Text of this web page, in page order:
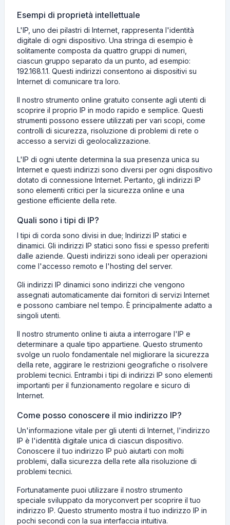
Esempi di proprietà intellettuale
L'IP, uno dei pilastri di Internet, rappresenta l'identità
digitale di ogni dispositivo. Una stringa di esempio è
solitamente composta da quattro gruppi di numeri,
ciascun gruppo separato da un punto, ad esempio:
192.168.1.1. Questi indirizzi consentono ai dispositivi su
Internet di comunicare tra loro.
Il nostro strumento online gratuito consente agli utenti di
scoprire il proprio IP in modo rapido e semplice. Questi
strumenti possono essere utilizzati per vari scopi, come
controlli di sicurezza, risoluzione di problemi di rete o
accesso a servizi di geolocalizzazione.
L'IP di ogni utente determina la sua presenza unica su
Internet e questi indirizzi sono diversi per ogni dispositivo
dotato di connessione Internet. Pertanto, gli indirizzi IP
sono elementi critici per la sicurezza online e una
gestione efficiente della rete.
Quali sono i tipi di IP?
I tipi di corda sono divisi in due; Indirizzi IP statici e
dinamici. Gli indirizzi IP statici sono fissi e spesso preferiti
dalle aziende. Questi indirizzi sono ideali per operazioni
come l'accesso remoto e l'hosting del server.
Gli indirizzi IP dinamici sono indirizzi che vengono
assegnati automaticamente dai fornitori di servizi Internet
e possono cambiare nel tempo. È principalmente adatto a
singoli utenti.
Il nostro strumento online ti aiuta a interrogare l'IP e
determinare a quale tipo appartiene. Questo strumento
svolge un ruolo fondamentale nel migliorare la sicurezza
della rete, aggirare le restrizioni geografiche o risolvere
problemi tecnici. Entrambi i tipi di indirizzi IP sono elementi
importanti per il funzionamento regolare e sicuro di
Internet.
Come posso conoscere il mio indirizzo IP?
Un'informazione vitale per gli utenti di Internet, l'indirizzo
IP è l'identità digitale unica di ciascun dispositivo.
Conoscere il tuo indirizzo IP può aiutarti con molti
problemi, dalla sicurezza della rete alla risoluzione di
problemi tecnici.
Fortunatamente puoi utilizzare il nostro strumento
speciale sviluppato da moryconvert per scoprire il tuo
indirizzo IP. Questo strumento mostra il tuo indirizzo IP in
pochi secondi con la sua interfaccia intuitiva.